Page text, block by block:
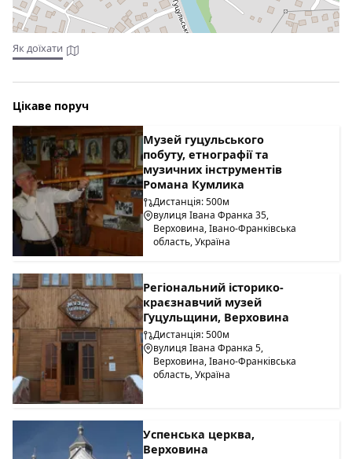
Як доїхати
Цікаве поруч
Музей гуцульського
побуту, етнографії та
музичних інструментів
Романа Кумлика
Дистанція: 500м
вулиця Івана Франка 35,
Верховина, Івано-Франківська
область, Україна
Регіональний історико-
краєзнавчий музей
Гуцульщини, Верховина
Дистанція: 500м
вулиця Івана Франка 5,
Верховина, Івано-Франківська
область, Україна
Успенська церква,
Верховина